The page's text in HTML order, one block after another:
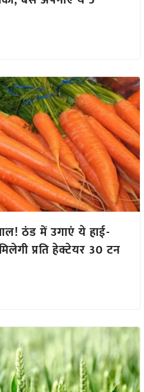
ठंड में उगाएं ये हाई-
प्रति हेक्टेयर 30 टन